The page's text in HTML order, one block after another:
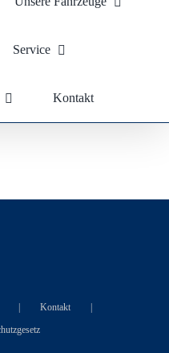
Service
Kontakt
Kontakt